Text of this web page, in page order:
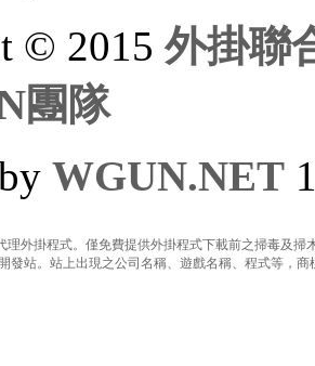
© 2015外掛聯
團隊
WGUN.NET
掛程式。僅免費提供外掛程式下載前之掃毒及掃
發站。站上出現之公司名稱、遊戲名稱、程式等，